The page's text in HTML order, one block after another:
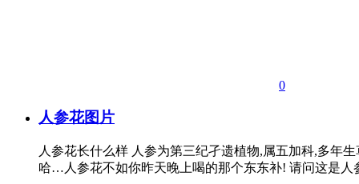
0
人参花图片
人参花长什么样 人参为第三纪孑遗植物,属五加科,多年
哈…人参花不如你昨天晚上喝的那个东东补! 请问这是